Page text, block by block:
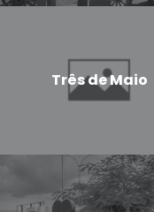
Três de Maio